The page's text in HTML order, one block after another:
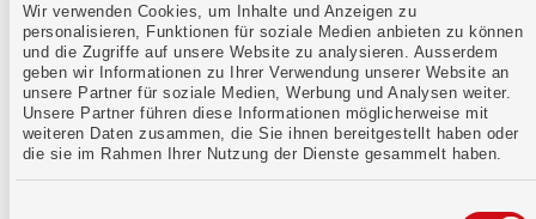
Wir verwenden Cookies, um Inhalte und Anzeigen zu
personalisieren, Funktionen für soziale Medien anbieten zu können
und die Zugriffe auf unsere Website zu analysieren. Ausserdem
geben wir Informationen zu Ihrer Verwendung unserer Website an
unsere Partner für soziale Medien, Werbung und Analysen weiter.
Unsere Partner führen diese Informationen möglicherweise mit
weiteren Daten zusammen, die Sie ihnen bereitgestellt haben oder
die sie im Rahmen Ihrer Nutzung der Dienste gesammelt haben.
Mehr erfahren